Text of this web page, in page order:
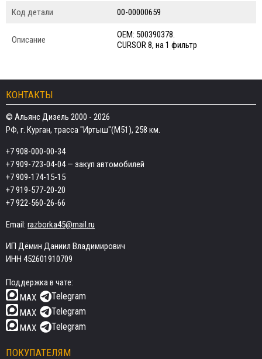
Код детали 00-00000659
Описание
ОЕМ: 500390378.
CURSOR 8, на 1 фильтр
КОНТАКТЫ
© Альянс Дизель 2000 - 2026
РФ, г. Курган, трасса "Иртыш"(М51), 258 км.
+7 908-000-00-34
+7 909-723-04-04— закуп автомобилей
+7 909-174-15-15
+7 919-577-20-20
+7 922-560-26-66
Email: razborka45@mail.ru
ИП Дёмин Даниил Владимирович
ИНН 452601910709
Поддержка в чате:
MAX
Telegram
MAX Telegram
MAX Telegram
ПОКУПАТЕЛЯМ